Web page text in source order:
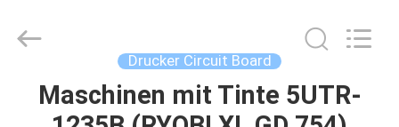
HAUS
Automation
Co.ltd.
Drucker Circuit Board
Maschinen mit Tinte 5UTR-